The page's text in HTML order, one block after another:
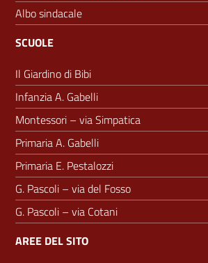
Albo sindacale
SCUOLE
Il Giardino di Bibi
Infanzia A. Gabelli
Montessori – via Simpatica
Primaria A. Gabelli
Primaria E. Pestalozzi
G. Pascoli – via del Fosso
G. Pascoli – via Cotani
AREE DEL SITO